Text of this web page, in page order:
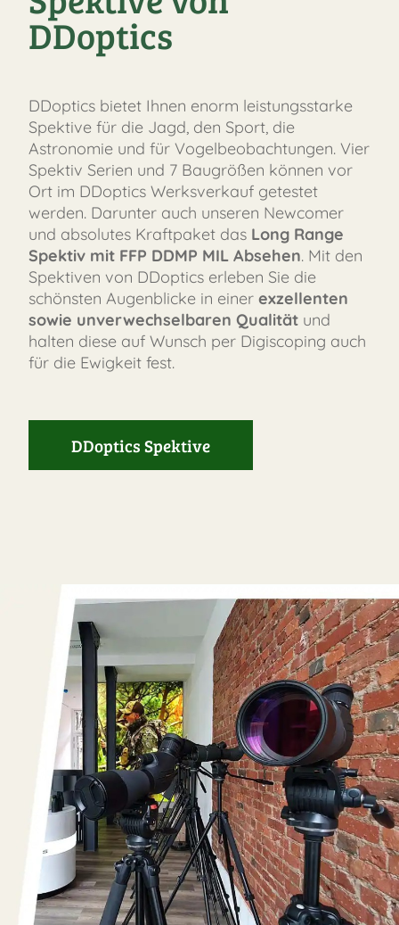
FAST
ORDER
DDoptics
DDoptics bietet Ihnen enorm leistungsstarke
Spektive für die Jagd, den Sport, die
Astronomie und für Vogelbeobachtungen. Vier
Spektiv Serien und 7 Baugrößen können vor
Ort im DDoptics Werksverkauf getestet
werden. Darunter auch unseren Newcomer
und absolutes Kraftpaket das Long Range
Spektiv mit FFP DDMP MIL Absehen. Mit den
Spektiven von DDoptics erleben Sie die
schönsten Augenblicke in einer exzellenten
sowie unverwechselbaren Qualität und
halten diese auf Wunsch per Digiscoping auch
für die Ewigkeit fest.
DDoptics Spektive